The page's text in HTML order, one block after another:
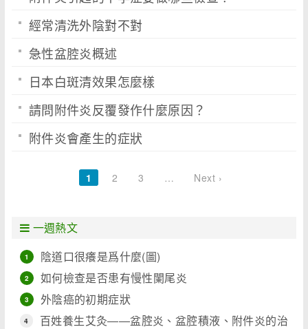
經常清洗外陰對不對
急性盆腔炎概述
日本白斑清效果怎麼樣
請問附件炎反覆發作什麼原因？
附件炎會產生的症狀
1 2 3 … Next ›
一週熱文
1 陰道口很癢是爲什麼(圖)
2 如何檢查是否患有慢性闌尾炎
3 外陰癌的初期症狀
4
百姓養生艾灸――盆腔炎、盆腔積液、附件炎的治